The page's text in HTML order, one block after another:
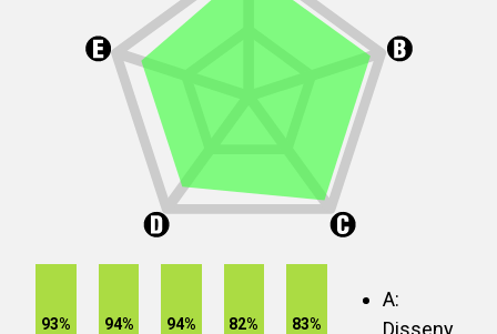
93% 94% 94% 82% 83%
A:
Disseny